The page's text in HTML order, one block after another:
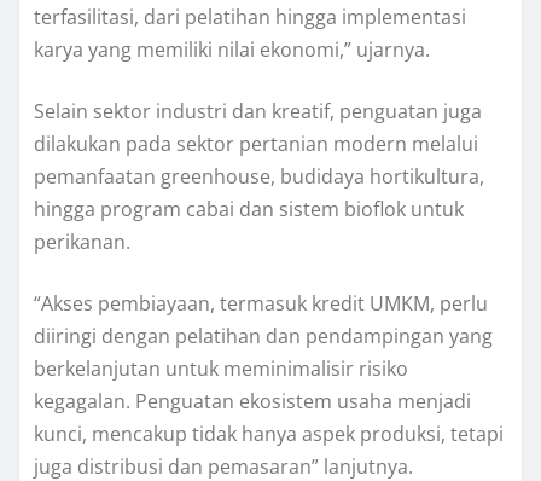
terfasilitasi, dari pelatihan hingga implementasi
karya yang memiliki nilai ekonomi,” ujarnya.
Selain sektor industri dan kreatif, penguatan juga
dilakukan pada sektor pertanian modern melalui
pemanfaatan greenhouse, budidaya hortikultura,
hingga program cabai dan sistem bioflok untuk
perikanan.
“Akses pembiayaan, termasuk kredit UMKM, perlu
diiringi dengan pelatihan dan pendampingan yang
berkelanjutan untuk meminimalisir risiko
kegagalan. Penguatan ekosistem usaha menjadi
kunci, mencakup tidak hanya aspek produksi, tetapi
juga distribusi dan pemasaran” lanjutnya.